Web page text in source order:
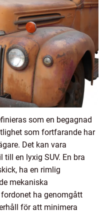
som en begagnad
som fortfarande har
Det kan vara
en lyxig SUV. En bra
ha en rimlig
mekaniska
ha genomgått
för att minimera